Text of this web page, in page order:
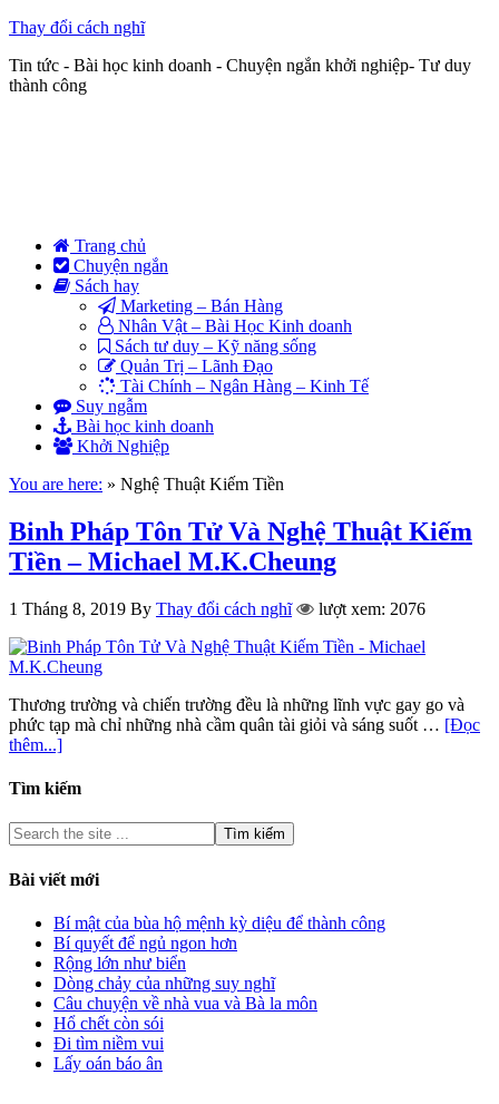
Thay đổi cách nghĩ
Tin tức - Bài học kinh doanh - Chuyện ngắn khởi nghiệp- Tư duy
thành công
Trang chủ
Chuyện ngắn
Sách hay
Marketing – Bán Hàng
Nhân Vật – Bài Học Kinh doanh
Sách tư duy – Kỹ năng sống
Quản Trị – Lãnh Đạo
Tài Chính – Ngân Hàng – Kinh Tế
Suy ngẫm
Bài học kinh doanh
Khởi Nghiệp
You are here: » Nghệ Thuật Kiếm Tiền
Binh Pháp Tôn Tử Và Nghệ Thuật Kiếm
Tiền – Michael M.K.Cheung
1 Tháng 8, 2019 By Thay đổi cách nghĩ lượt xem: 2076
Thương trường và chiến trường đều là những lĩnh vực gay go và
phức tạp mà chỉ những nhà cầm quân tài giỏi và sáng suốt … [Đọc
thêm...]
Tìm kiếm
Bài viết mới
Bí mật của bùa hộ mệnh kỳ diệu để thành công
Bí quyết để ngủ ngon hơn
Rộng lớn như biển
Dòng chảy của những suy nghĩ
Câu chuyện về nhà vua và Bà la môn
Hổ chết còn sói
Đi tìm niềm vui
Lấy oán báo ân